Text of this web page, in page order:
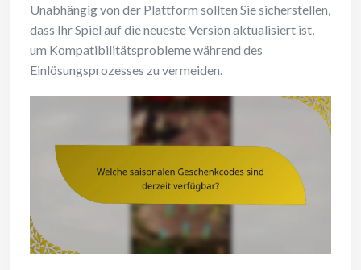
Unabhängig von der Plattform sollten Sie sicherstellen,
dass Ihr Spiel auf die neueste Version aktualisiert ist,
um Kompatibilitätsprobleme während des
Einlösungsprozesses zu vermeiden.